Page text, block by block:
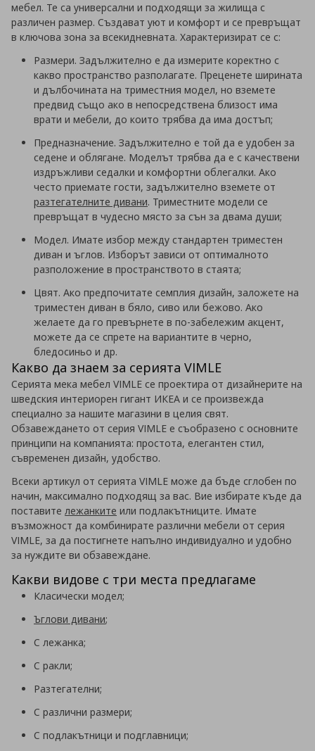
мебел. Те са универсални и подходящи за жилища с
различен размер. Създават уют и комфорт и се превръщат
в ключова зона за всекидневната. Характеризират се с:
Размери. Задължително е да измерите коректно с
какво пространство разполагате. Преценете ширината
и дълбочината на триместния модел, но вземете
предвид също ако в непосредствена близост има
врати и мебели, до които трябва да има достъп;
Предназначение. Задължително е той да е удобен за
седене и облягане. Моделът трябва да е с качествени
издръжливи седалки и комфортни облегалки. Ако
често приемате гости, задължително вземете от
разтегателните дивани. Триместните модели се
превръщат в чудесно място за сън за двама души;
Модел. Имате избор между стандартен триместен
диван и ъглов. Изборът зависи от оптималното
разположение в пространството в стаята;
Цвят. Ако предпочитате семплия дизайн, заложете на
триместен диван в бяло, сиво или бежово. Ако
желаете да го превърнете в по-забележим акцент,
можете да се спрете на вариантите в черно,
бледосиньо и др.
Какво да знаем за серията VIMLE
Серията мека мебел VIMLE се проектира от дизайнерите на
шведския интериорен гигант ИКЕА и се произвежда
специално за нашите магазини в целия свят.
Обзавеждането от серия VIMLE е съобразено с основните
принципи на компанията: простота, елегантен стил,
съвременен дизайн, удобство.
Всеки артикул от серията VIMLE може да бъде сглобен по
начин, максимално подходящ за вас. Вие избирате къде да
поставите лежанките или подлакътниците. Имате
възможност да комбинирате различни мебели от серия
VIMLE, за да постигнете напълно индивидуално и удобно
за нуждите ви обзавеждане.
Какви видове с три места предлагаме
Класически модел;
Ъглови дивани;
С лежанка;
С ракли;
Разтегателни;
С различни размери;
С подлакътници и подглавници;